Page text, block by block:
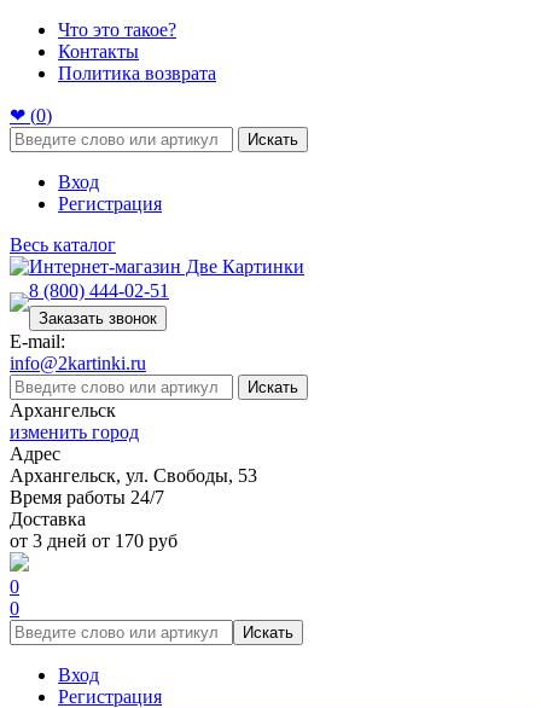
Что это такое?
Контакты
Политика возврата
❤ (0)
Искать
Вход
Регистрация
Весь каталог
8 (800) 444-02-51
Заказать звонок
E-mail:
info@2kartinki.ru
Искать
Архангельск
изменить город
Адрес
Архангельск, ул. Свободы, 53
Время работы 24/7
Доставка
от 3 дней от 170 руб
0
0
Искать
Вход
Регистрация